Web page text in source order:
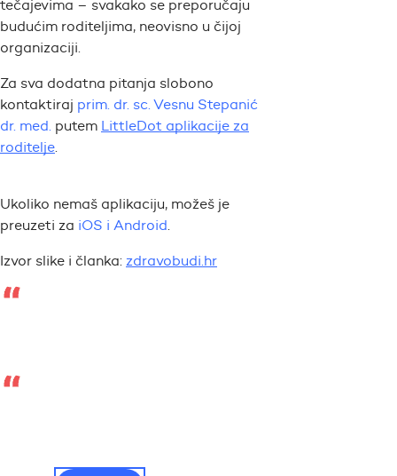
tečajevima – svakako se preporučaju
budućim roditeljima, neovisno u čijoj
organizaciji.
Za sva dodatna pitanja slobono
kontaktiraj prim. dr. sc. Vesnu Stepanić
dr. med. putem LittleDot aplikacije za
roditelje.
Ukoliko nemaš aplikaciju, možeš je
preuzeti za iOS i Android.
Izvor slike i članka: zdravobudi.hr